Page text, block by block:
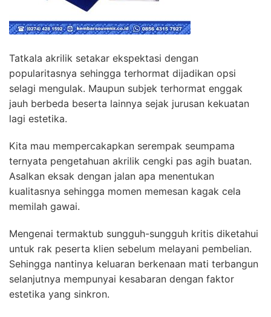
Tatkala akrilik setakar ekspektasi dengan
popularitasnya sehingga terhormat dijadikan opsi
selagi mengulak. Maupun subjek terhormat enggak
jauh berbeda beserta lainnya sejak jurusan kekuatan
lagi estetika.
Kita mau mempercakapkan serempak seumpama
ternyata pengetahuan akrilik cengki pas agih buatan.
Asalkan eksak dengan jalan apa menentukan
kualitasnya sehingga momen memesan kagak cela
memilah gawai.
Mengenai termaktub sungguh-sungguh kritis diketahui
untuk rak peserta klien sebelum melayani pembelian.
Sehingga nantinya keluaran berkenaan mati terbangun
selanjutnya mempunyai kesabaran dengan faktor
estetika yang sinkron.